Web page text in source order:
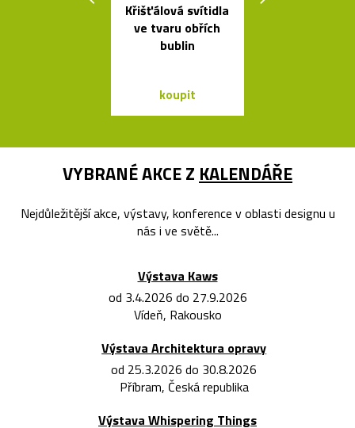
Křišťálová svítidla
ve tvaru obřích
bublin
koupit
VYBRANÉ AKCE Z KALENDÁŘE
Nejdůležitější akce, výstavy, konference v oblasti designu u
nás i ve světě...
Výstava Kaws
od 3.4.2026 do 27.9.2026
Vídeň, Rakousko
Výstava Architektura opravy
od 25.3.2026 do 30.8.2026
Příbram, Česká republika
Výstava Whispering Things